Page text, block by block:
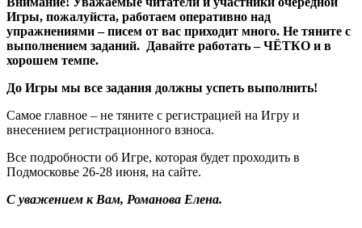
Игры, пожалуйста, работаем оперативно над
упражнениями – писем от вас приходит много. Не тяните с
выполнением заданий. Давайте работать – ЧЁТКО и в
хорошем темпе.
До Игры мы все задания должны успеть выполнить!
Самое главное – не тяните с регистрацией на Игру и
внесением регистрационного взноса.
Все подробности об Игре, которая будет проходить в
Подмосковье 26-28 июня, на сайте.
С уважением к Вам, Романова Елена.